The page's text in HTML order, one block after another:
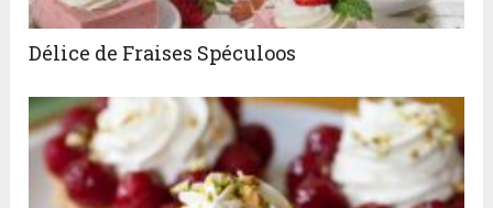
Délice de Fraises Spéculoos